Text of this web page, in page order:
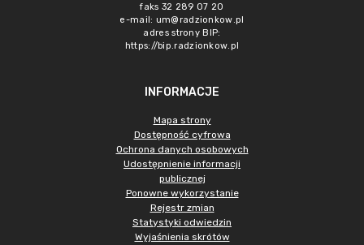
faks 32 289 07 20
e-mail: um@radzionkow.pl
adres strony BIP:
https://bip.radzionkow.pl
INFORMACJE
Mapa strony
Dostępność cyfrowa
Ochrona danych osobowych
Udostępnienie informacji
publicznej
Ponowne wykorzystanie
Rejestr zmian
Statystyki odwiedzin
Wyjaśnienia skrótów